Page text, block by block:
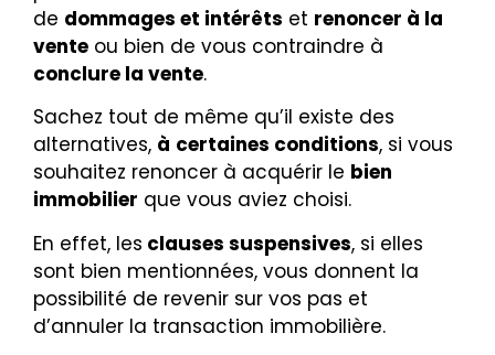
de dommages et intérêts et renoncer à la
vente ou bien de vous contraindre à
conclure la vente.
Sachez tout de même qu’il existe des
alternatives, à certaines conditions, si vous
souhaitez renoncer à acquérir le bien
immobilier que vous aviez choisi.
En effet, les clauses suspensives, si elles
sont bien mentionnées, vous donnent la
possibilité de revenir sur vos pas et
d’annuler la transaction immobilière.